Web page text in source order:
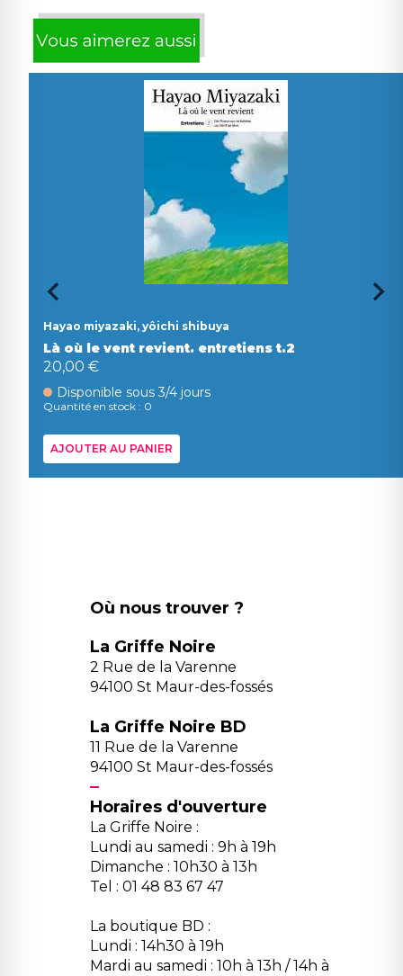
Hayao miyazaki, yôichi shibuya
Là où le vent revient. entretiens t.2
20,00 €
Disponible sous 3/4 jours
Quantité en stock : 0
AJOUTER AU PANIER
Où nous trouver ?
La Griffe Noire
2 Rue de la Varenne
94100 St Maur-des-fossés
La Griffe Noire BD
11 Rue de la Varenne
94100 St Maur-des-fossés
Horaires d'ouverture
La Griffe Noire :
Lundi au samedi : 9h à 19h
Dimanche : 10h30 à 13h
Tel : 01 48 83 67 47
La boutique BD :
Lundi : 14h30 à 19h
Mardi au samedi : 10h à 13h / 14h à